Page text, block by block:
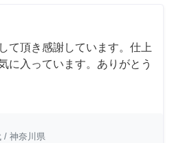
て頂き感謝しています。仕上
に入っています。ありがとう
/ 神奈川県